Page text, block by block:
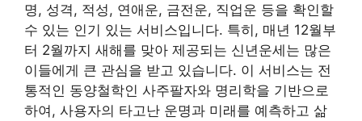
명, 성격, 적성, 연애운, 금전운, 직업운 등을 확인할
수 있는 인기 있는 서비스입니다. 특히, 매년 12월부
터 2월까지 새해를 맞아 제공되는 신년운세는 많은
이들에게 큰 관심을 받고 있습니다. 이 서비스는 전
통적인 동양철학인 사주팔자와 명리학을 기반으로
하여, 사용자의 타고난 운명과 미래를 예측하고 삶